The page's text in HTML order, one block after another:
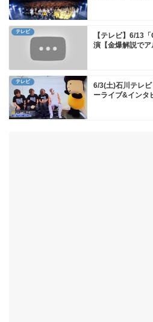
テレビ
【テレビ】6/13
演【金爆解説で
テレビ
6/3(土)石川テレ
ーライブ&イン